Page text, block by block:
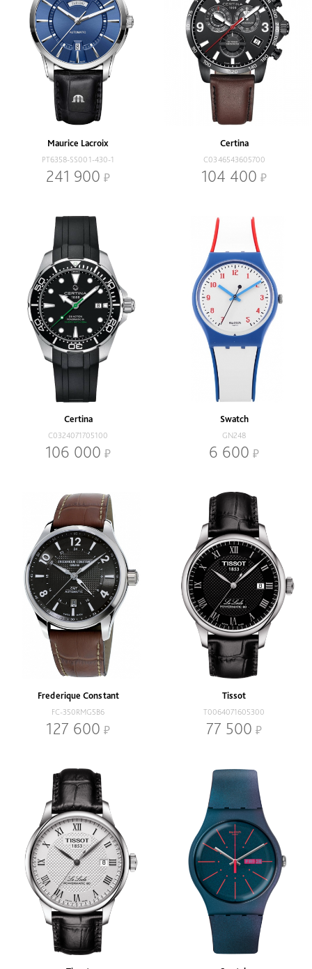
Maurice Lacroix
PT6358-SS001-430-1
241 900
Certina
C0346543605700
104 400
Certina
C0324071705100
106 000
Swatch
GN248
6 600
Frederique Constant
FC-350RMG5B6
127 600
Tissot
T0064071605300
77 500